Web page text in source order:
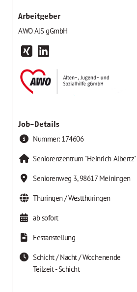
Arbeitgeber
AWO AJS gGmbH
Job-Details
Nummer: 174606
Seniorenzentrum "Heinrich Albertz"
Seniorenweg 3,98617 Meiningen
Thüringen / Westthüringen
ab sofort
Festanstellung
Schicht / Nacht / Wochenende
Teilzeit - Schicht